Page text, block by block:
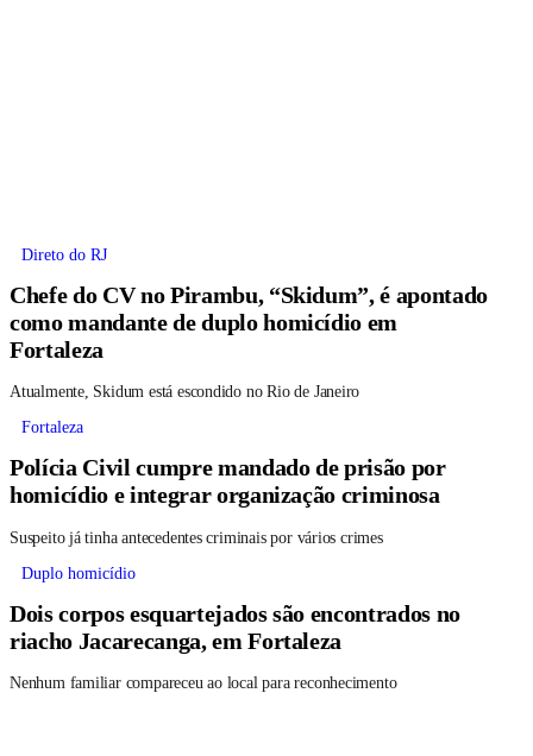
Direto do RJ
Chefe do CV no Pirambu, “Skidum”, é apontado
como mandante de duplo homicídio em
Fortaleza
Atualmente, Skidum está escondido no Rio de Janeiro
Fortaleza
Polícia Civil cumpre mandado de prisão por
homicídio e integrar organização criminosa
Suspeito já tinha antecedentes criminais por vários crimes
Duplo homicídio
Dois corpos esquartejados são encontrados no
riacho Jacarecanga, em Fortaleza
Nenhum familiar compareceu ao local para reconhecimento